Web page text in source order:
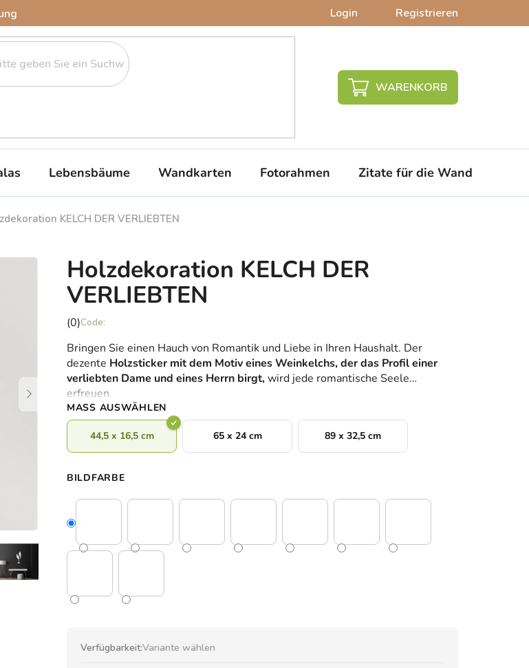
Login Registrieren
WARENKORB
Lebensbäume Wandkarten Fotorahmen Zitate für die Wand
KELCH DER VERLIEBTEN
Holzdekoration KELCH DER
VERLIEBTEN
Die
Produktbewertung
ist
0,0
von
5
Sternen.
(0)
Bringen Sie einen Hauch von Romantik und Liebe in Ihren Haushalt. Der
dezente Holzsticker mit dem Motiv eines Weinkelchs, der das Profil einer
verliebten Dame und eines Herrn birgt,wird jede romantische Seele
erfreuen.
MASS AUSWÄHLEN
44,5 x 16,5 cm 65 x 24 cm 89 x 32,5 cm
BILDFARBE
Verfügbarkeit:Variante wählen